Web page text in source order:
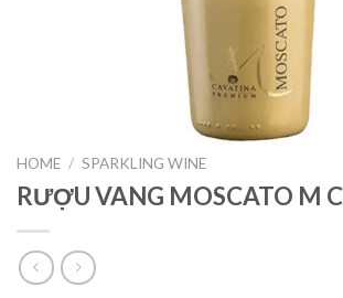
HOME / SPARKLING WINE
RƯỢU VANG MOSCATO M